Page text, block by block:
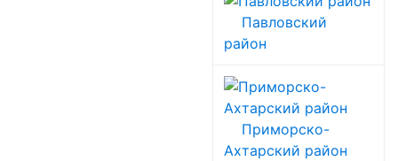
Павловский
район
Приморско-
Ахтарский район